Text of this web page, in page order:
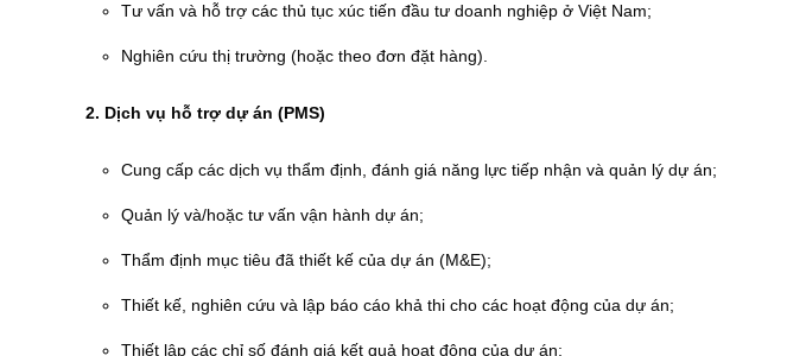
Tư vấn và hỗ trợ các thủ tục xúc tiến đầu tư doanh nghiệp ở Việt Nam;
Nghiên cứu thị trường (hoặc theo đơn đặt hàng).
2. Dịch vụ hỗ trợ dự án (PMS)
Cung cấp các dịch vụ thẩm định, đánh giá năng lực tiếp nhận và quản lý dự án;
Quản lý và/hoặc tư vấn vận hành dự án;
Thẩm định mục tiêu đã thiết kế của dự án (M&E);
Thiết kế, nghiên cứu và lập báo cáo khả thi cho các hoạt động của dự án;
Thiết lập các chỉ số đánh giá kết quả hoạt động của dự án;